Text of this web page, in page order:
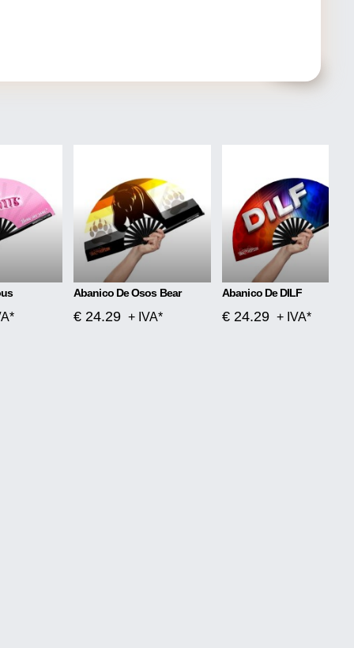
Abanico De Osos Bear
€ 24.29 + IVA*
Abanico De DILF
€ 24.29 + IVA*